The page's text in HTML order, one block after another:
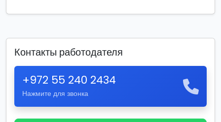
Контакты работодателя
+972 55 240 2434
Нажмите для звонка